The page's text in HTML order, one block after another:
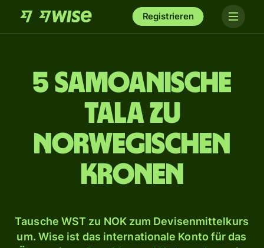
Registrieren
5 samoanische
Tala zu
norwegischen
Kronen
Tausche WST zu NOK zum Devisenmittelkurs
um. Wise ist das internationale Konto für das